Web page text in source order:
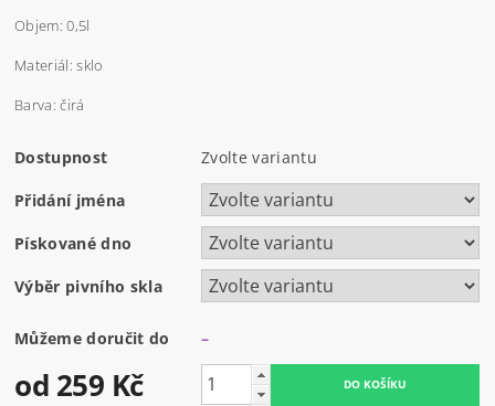
Objem: 0,5l
Materiál: sklo
Barva: čirá
Dostupnost Zvolte variantu
Přidání jména
Pískované dno
Výběr pivního skla
Můžeme doručit do –
od 259 Kč